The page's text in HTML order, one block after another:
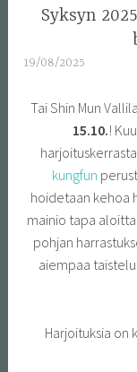
Syksyn
19/08/2025
Tai Shin Mun
15.10.!
kungfun
hoidetaan kehoa
mainio tapa
pohjan
aiempaa
Harjoituksia on